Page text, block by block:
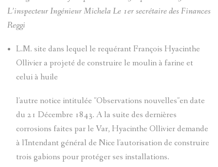
L’inspecteur Ingénieur Michela Le 1er secrétaire des Finances
Reggi
L.M. site dans lequel le requérant François Hyacinthe
Ollivier a projeté de construire le moulin à farine et
celui à huile
l'autre notice intitulée "Observations nouvelles"en date
du 21 Décembre 1843. A la suite des dernières
corrosions faites par le Var, Hyacinthe Ollivier demande
à l'Intendant général de Nice l'autorisation de construire
trois gabions pour protéger ses installations.